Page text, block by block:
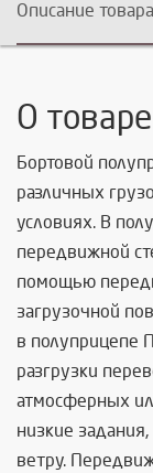
Описание товара
О товаре
Бортовой
различных
условиях. В
передвижной
помощью
загрузочной
в полуприцепе
разгрузки
атмосферных
низкие
ветру.